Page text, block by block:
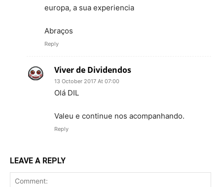
europa, a sua experiencia
Abraços
Reply
Viver de Dividendos
13 October 2017 At 07:00
Olá DIL
Valeu e continue nos acompanhando.
Reply
LEAVE A REPLY